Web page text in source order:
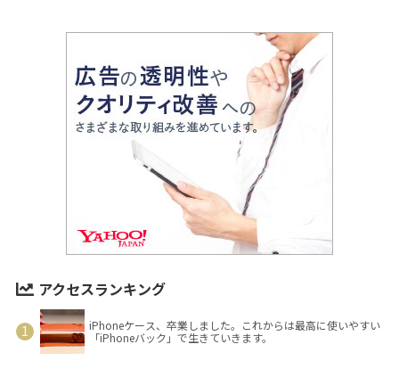
アクセスランキング
iPhoneケース、卒業しました。これからは最高に使いやすい
「iPhoneバック」で生きていきます。